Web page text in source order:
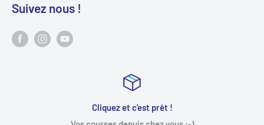
Suivez nous !
Toujours à votre écoute